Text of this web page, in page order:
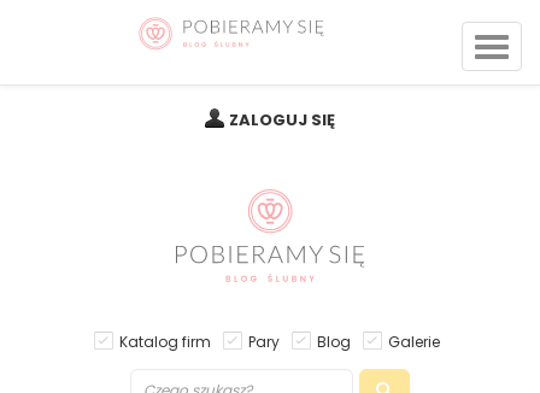
ZALOGUJ SIĘ
Katalog firm Pary Blog Galerie